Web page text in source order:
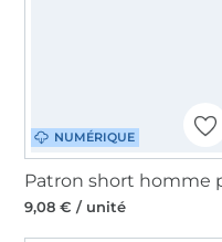
NUMÉRIQUE
9,08 € / unité